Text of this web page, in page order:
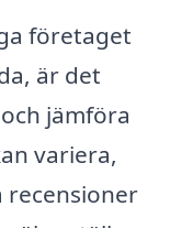
företaget
är det
jämföra
variera,
recensioner